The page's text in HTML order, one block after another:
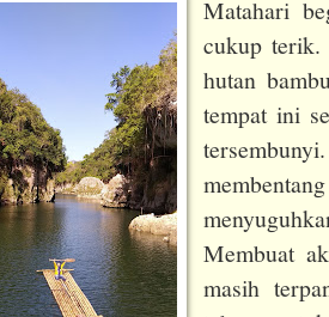
Matahari
cukup
hutan
tempat ini
Membuat
masih